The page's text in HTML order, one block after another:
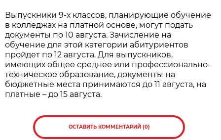
Выпускники 9-х классов, планирующие обучение
в колледжах на платной основе, могут подать
документы по 10 августа. Зачисление на
обучение для этой категории абитуриентов
пройдет по 12 августа. Для выпускников,
имеющих общее среднее или профессионально-
техническое образование, документы на
бюджетные места принимаются до 11 августа, на
платные – до 15 августа.
ОСТАВИТЬ КОММЕНТАРИЙ (0)